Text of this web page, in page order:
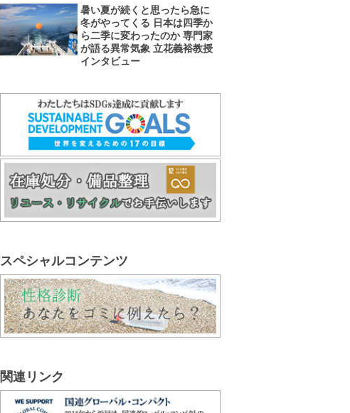
暑い夏が続くと思ったら急に
冬がやってくる 日本は四季か
ら二季に変わったのか 専門家
が語る異常気象 立花義裕教授
インタビュー
スペシャルコンテンツ
関連リンク